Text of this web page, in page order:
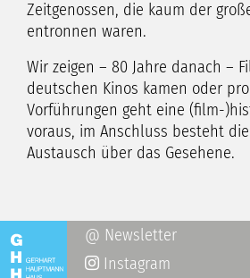
Zeitgenossen, die kaum der
entronnen waren.
Wir zeigen – 80 Jahre danach –
deutschen Kinos kamen oder
Vorführungen geht eine (film-
voraus, im Anschluss besteht
Austausch über das Gesehene.
@ Newsletter
Instagram